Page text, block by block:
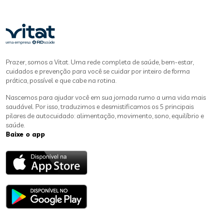
Prazer, somos a Vitat. Uma rede completa de saúde, bem-estar,
cuidados e prevenção para você se cuidar por inteiro de forma
prática, possível e que cabe na rotina.
Nascemos para ajudar você em sua jornada rumo a uma vida mais
saudável. Por isso, traduzimos e desmistificamos os 5 principais
pilares de autocuidado: alimentação, movimento, sono, equilíbrio e
saúde.
Baixe o app